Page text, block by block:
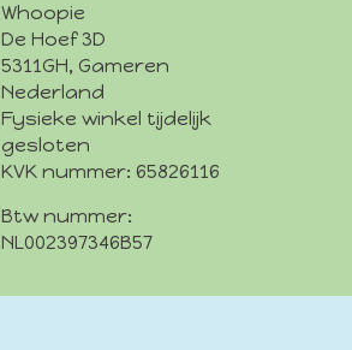
Whoopie
De Hoef 3D
5311GH, Gameren
Nederland
Fysieke winkel tijdelijk
gesloten
KVK nummer: 65826116
Btw nummer:
NL002397346B57